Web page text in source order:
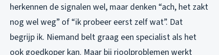
herkennen de signalen wel, maar denken “ach, het zakt
nog wel weg” of “ik probeer eerst zelf wat”. Dat
begrijp ik. Niemand belt graag een specialist als het
ook goedkoper kan. Maar bij rioolproblemen werkt